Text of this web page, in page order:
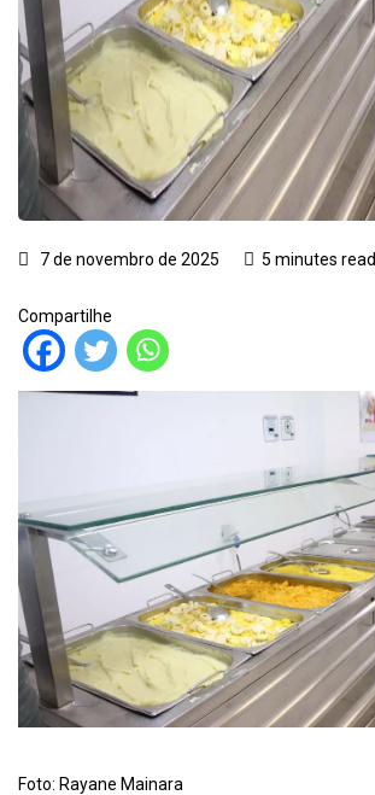
7 de novembro de 2025 5 minutes read
Compartilhe
Foto: Rayane Mainara